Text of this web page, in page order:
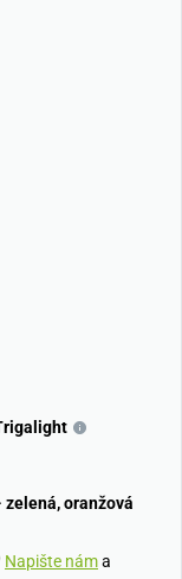
oranžová
Napište náma